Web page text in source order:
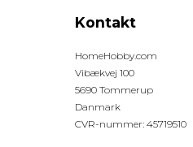
Kontakt
HomeHobby.com
Vibækvej 100
5690 Tommerup
Danmark
CVR-nummer: 45719510